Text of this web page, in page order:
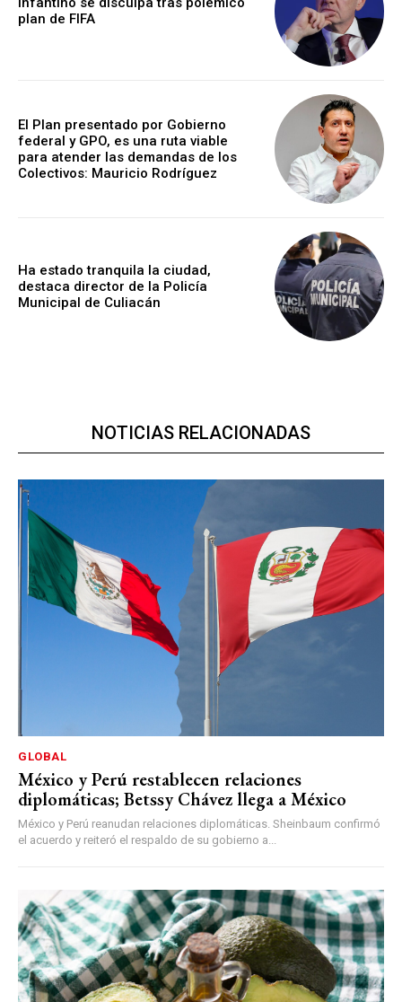
plan de FIFA
El Plan presentado por Gobierno
federal y GPO, es una ruta viable
para atender las demandas de los
Colectivos: Mauricio Rodríguez
Ha estado tranquila la ciudad,
destaca director de la Policía
Municipal de Culiacán
NOTICIAS RELACIONADAS
GLOBAL
México y Perú restablecen relaciones
diplomáticas; Betssy Chávez llega a México
México y Perú reanudan relaciones diplomáticas. Sheinbaum confirmó
el acuerdo y reiteró el respaldo de su gobierno a...